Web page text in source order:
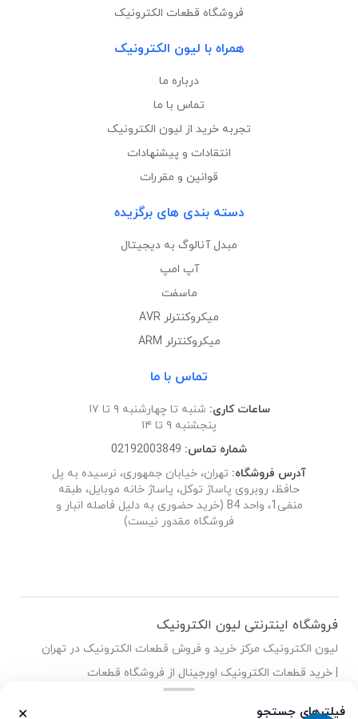
فیلترهای جستجو ✕
فروشگاه قطعات الکترونیک
همراه با لیون الکترونیک
درباره ما
تماس با ما
تجربه خرید از لیون الکترونیک
انتقادات و پیشنهادات
قوانین و مقررات
دسته بندی های برگزیده
مبدل آنالوگ به دیجیتال
آپ امپ
ماسفت
میکروکنترلر AVR
میکروکنترلر ARM
تماس با ما
ساعات کاری: شنبه تا چهارشنبه ۹ تا ۱۷
پنجشنبه ۹ تا ۱۴
شماره تماس: 02192003849
آدرس فروشگاه: تهران، خیابان جمهوری، نرسیده به پل
حافظ، روبروی پاساژ توکل، پاساژ خانه موبایل، طبقه
منفی1، واحد B4 (خرید حضوری به دلیل فاصله انبار و
فروشگاه مقدور نیست)
فروشگاه اینترنتی لیون الکترونیک
لیون الکترونیک مرکز خرید و فروش قطعات الکترونیک در تهران
| خرید قطعات الکترونیک اورجینال از فروشگاه قطعات